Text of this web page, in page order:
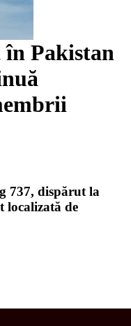
Pakistan
737, dispărut la
localizată de